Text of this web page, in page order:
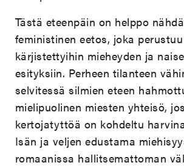
Tästä eteenpäin on helppo
feministinen eetos, joka
kärjistettyihin mieheyden ja
esityksiin. Perheen tilanteen
selvitessä silmien eteen
mielipuolinen miesten yhteisö,
kertojatyttöä on kohdeltu
Isän ja veljen edustama
romaanissa hallitsemattoman